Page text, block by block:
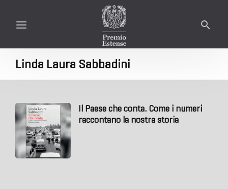
Linda Laura Sabbadini
Il Paese che conta. Come i numeri
raccontano la nostra storia